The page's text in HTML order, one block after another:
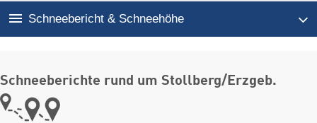
Schneebericht & Schneehöhe
Schneeberichte rund um Stollberg/​Erzgeb.